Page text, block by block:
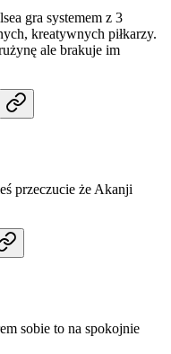
gra systemem z 3
kreatywnych piłkarzy.
ale brakuje im
przeczucie że Akanji
sobie to na spokojnie